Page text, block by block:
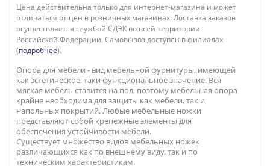
Цена действительна только для интернет-магазина и может
отличаться от цен в розничных магазинах. Доставка заказов
осуществляется службой СДЭК по всей территории
Российской Федерации. Самовывоз доступен в филиалах
(подробнее).
Опора для мебели - вид мебельной фурнитуры, имеющей
как эстетическое, таки функциональное значение. Вся
мягкая мебель ставится на пол, поэтому мебельная опора
крайне необходима для защиты как мебели, так и
напольных покрытий. Любые мебельные ножки
представляют собой крепежные элементы для
обеспечения устойчивости мебели.
Существует множество видов мебельных ножек
различающихся как по внешнему виду, так и по
техническим характеристикам.